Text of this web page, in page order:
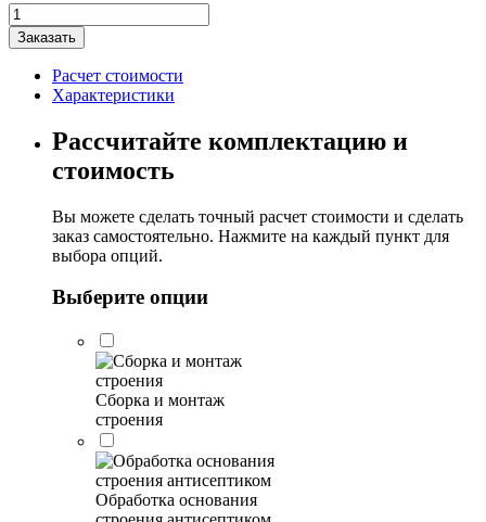
Количество
товара
Беседка
Дебора
5,8х4м
Заказать
Расчет стоимости
Характеристики
Рассчитайте комплектацию и
стоимость
Вы можете сделать точный расчет стоимости и сделать
заказ самостоятельно. Нажмите на каждый пункт для
выбора опций.
Выберите опции
Сборка и монтаж
строения
Обработка основания